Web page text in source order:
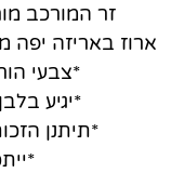
זר המורכב
ארוז באריזה יפה
*צבעי
*יגיע
*תיתנן